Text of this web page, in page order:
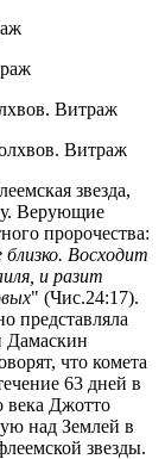
Витраж
звезда,
Верующие
пророчества:
Восходит
и разит
" (Чис.24:17).
представляла
Дамаскин
что комета
63 дней в
века Джотто
над Землей в
звезды.